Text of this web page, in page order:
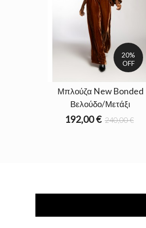
20%
OFF
Μπλούζα New Bonded
Βελούδο/Μετάξι
192,00 € 240,00 €